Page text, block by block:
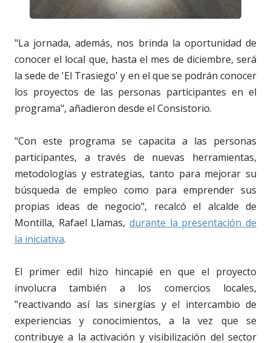
"La jornada, además, nos brinda la oportunidad de
conocer el local que, hasta el mes de diciembre, será
la sede de 'El Trasiego' y en el que se podrán conocer
los proyectos de las personas participantes en el
programa", añadieron desde el Consistorio.
"Con este programa se capacita a las personas
participantes, a través de nuevas herramientas,
metodologías y estrategias, tanto para mejorar su
búsqueda de empleo como para emprender sus
propias ideas de negocio", recalcó el alcalde de
Montilla, Rafael Llamas, durante la presentación de
la iniciativa.
El primer edil hizo hincapié en que el proyecto
involucra también a los comercios locales,
"reactivando así las sinergías y el intercambio de
experiencias y conocimientos, a la vez que se
contribuye a la activación y visibilización del sector